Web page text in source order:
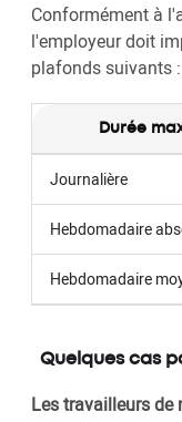
Conformément à
l'employeur doit
plafonds suivants :
Durée
Journalière
Hebdomadaire
Hebdomadaire
Quelques cas
Les travailleurs de